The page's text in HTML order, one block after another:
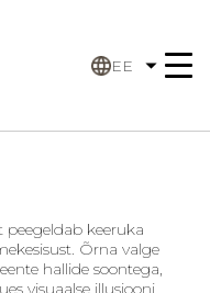
EE
keeruka
Õrna valge
hallide soontega,
visuaalse illusiooni